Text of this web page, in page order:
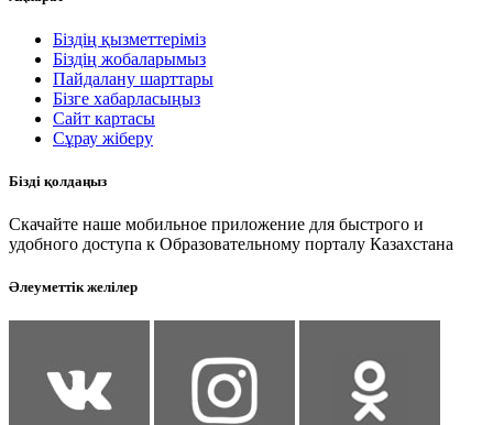
Біздің қызметтеріміз
Біздің жобаларымыз
Пайдалану шарттары
Бізге хабарласыңыз
Сайт картасы
Сұрау жіберу
Бізді қолдаңыз
Скачайте наше мобильное приложение для быстрого и
удобного доступа к Образовательному порталу Казахстана
Әлеуметтік желілер